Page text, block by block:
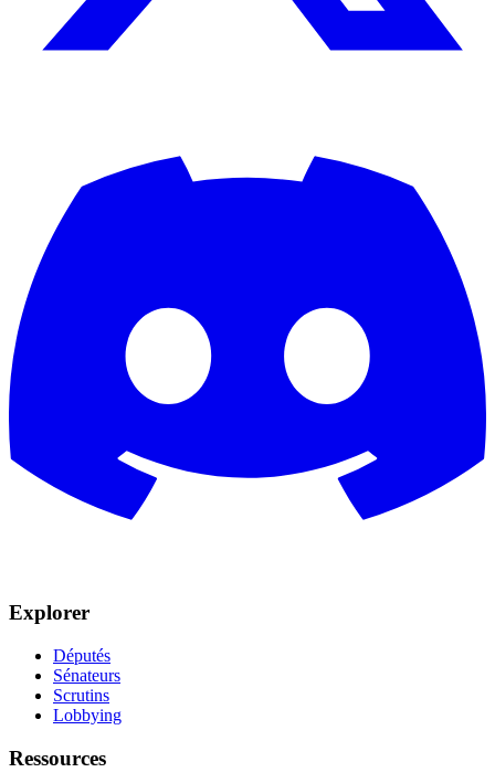
Explorer
Députés
Sénateurs
Scrutins
Lobbying
Ressources